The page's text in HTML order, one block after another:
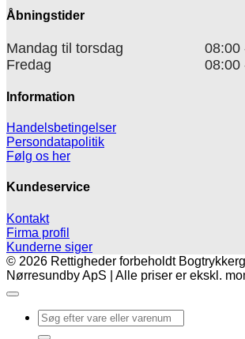
Åbningstider
Mandag til torsdag
08:00
Fredag
08:00
Information
Handelsbetingelser
Persondatapolitik
Følg os her
Kundeservice
Kontakt
Firma profil
Kunderne siger
© 2026 Rettigheder forbeholdt
Nørresundby ApS | Alle priser er ekskl.
Søg
efter: